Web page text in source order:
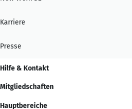
Karriere
Presse
Hilfe & Kontakt
Mitgliedschaften
Hauptbereiche